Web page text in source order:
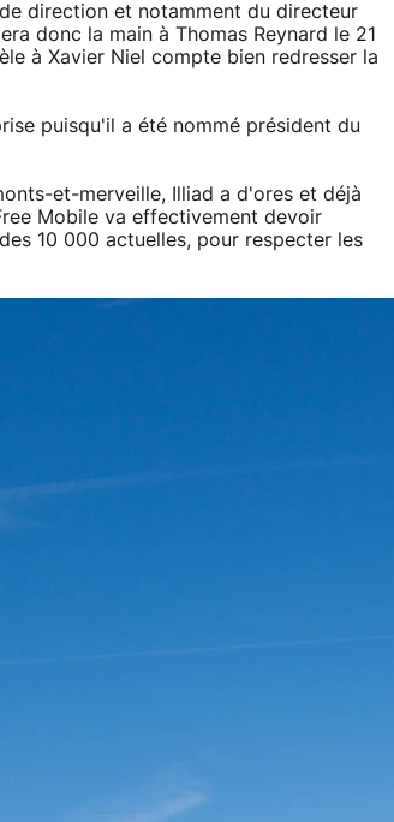
direction et notamment du directeur
donc la main à Thomas Reynard le 21
à Xavier Niel compte bien redresser la
puisqu'il a été nommé président du
et-merveille, Illiad a d'ores et déjà
Mobile va effectivement devoir
10 000 actuelles, pour respecter les